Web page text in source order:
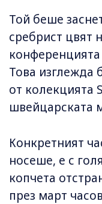
Той беше
сребрист цвят
Това изглежда
от колекцията
швейцарската
Конкретният
носеше, е с
копчета
през март